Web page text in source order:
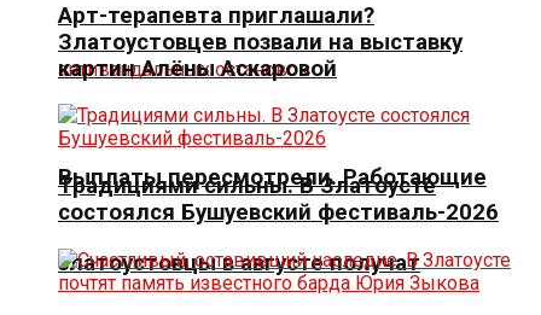
Выплаты пересмотрели. Работающие
златоустовцы в августе получат
Арт-терапевта приглашали?
Златоустовцев позвали на выставку
картин Алёны Аскаровой
Традициями сильны. В Златоусте
состоялся Бушуевский фестиваль-2026